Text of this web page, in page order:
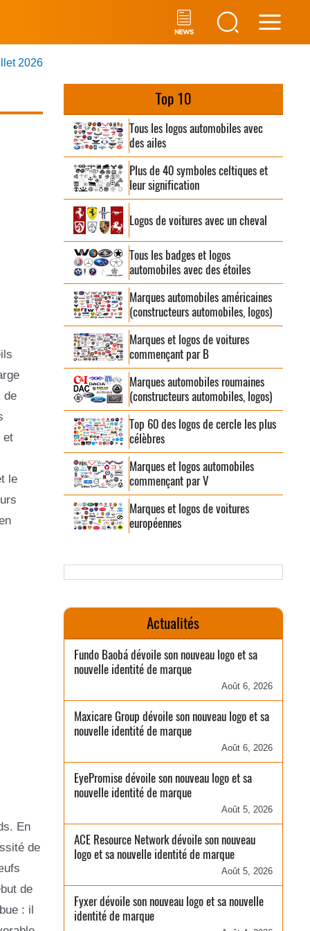
2026
de
et
le
En
de
de
: il
Top 10
Tous les logos automobiles avec
des ailes
Plus de 40 symboles celtiques et
leur signification
Logos de voitures avec un cheval
Tous les badges et logos
automobiles avec des étoiles
Marques automobiles américaines
(constructeurs automobiles, logos)
Marques et logos de voitures
commençant par B
Marques automobiles roumaines
(constructeurs automobiles, logos)
Top 60 des logos de cercle les plus
célèbres
Marques et logos automobiles
commençant par V
Marques et logos de voitures
européennes
Actualités
Fundo Baobá dévoile son nouveau logo et sa
nouvelle identité de marque
Août 6, 2026
Maxicare Group dévoile son nouveau logo et sa
nouvelle identité de marque
Août 6, 2026
EyePromise dévoile son nouveau logo et sa
nouvelle identité de marque
Août 5, 2026
ACE Resource Network dévoile son nouveau
logo et sa nouvelle identité de marque
Août 5, 2026
Fyxer dévoile son nouveau logo et sa nouvelle
identité de marque